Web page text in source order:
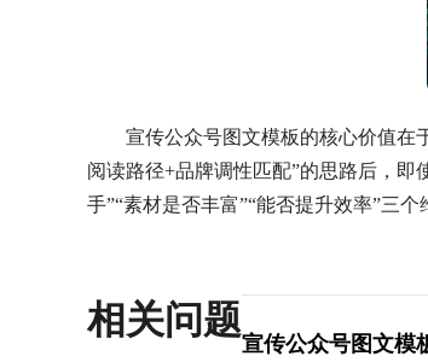
宣传公众号图文模板的核心价值在
阅读路径+品牌调性匹配”的思路后，即
手”“素材是否丰富”“能否提升效率”三
相关问题
宣传公众号图文模